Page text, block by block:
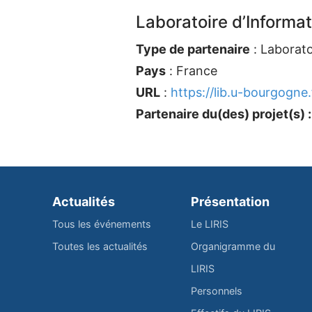
Laboratoire
Type de partenaire :
Pays : France
URL : https://lib.u-
Partenaire du(des) projet(s) :
Actualités
Tous les événements
Toutes les actualités
Présentation
Le LIRIS
Organigramme du
LIRIS
Personnels